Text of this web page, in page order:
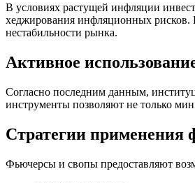
В условиях растущей инфляции
хеджирования инфляционных рисков.
нестабильности рынка.
Активное
Согласно последним данным,
инструменты позволяют не только
Стратегии применения
Фьючерсы и свопы предоставляют